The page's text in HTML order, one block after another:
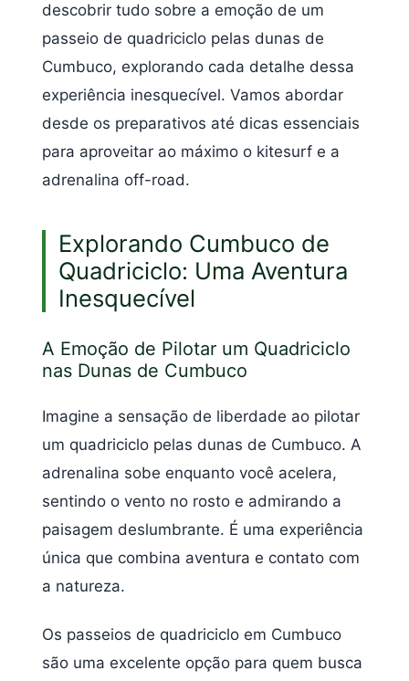
descobrir tudo sobre a emoção de um
passeio de quadriciclo pelas dunas de
Cumbuco, explorando cada detalhe dessa
experiência inesquecível. Vamos abordar
desde os preparativos até dicas essenciais
para aproveitar ao máximo o kitesurf e a
adrenalina off-road.
Explorando Cumbuco de
Quadriciclo: Uma Aventura
Inesquecível
A Emoção de Pilotar um Quadriciclo
nas Dunas de Cumbuco
Imagine a sensação de liberdade ao pilotar
um quadriciclo pelas dunas de Cumbuco. A
adrenalina sobe enquanto você acelera,
sentindo o vento no rosto e admirando a
paisagem deslumbrante. É uma experiência
única que combina aventura e contato com
a natureza.
Os passeios de quadriciclo em Cumbuco
são uma excelente opção para quem busca